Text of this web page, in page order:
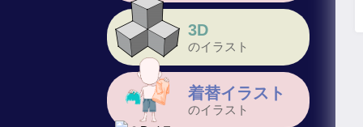
3D
のイラスト
着替イラスト
のイラスト